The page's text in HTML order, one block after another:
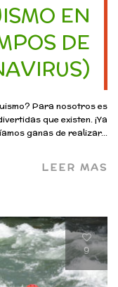
EN
DE
Para nosotros es
que existen. ¡Ya
ganas de realizar...
LEER MAS
9